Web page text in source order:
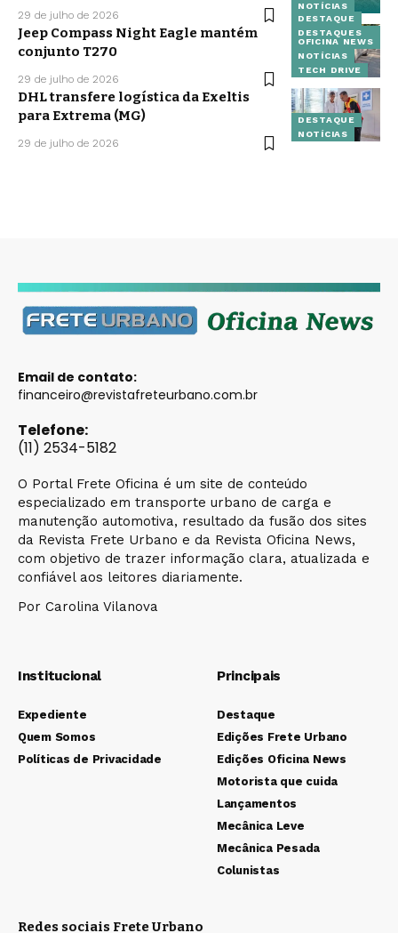
NOTÍCIAS
29 de julho de 2026
DESTAQUE
DESTAQUES
OFICINA NEWS
NOTÍCIAS
TECH DRIVE
Jeep Compass Night Eagle mantém
conjunto T270
29 de julho de 2026
DESTAQUE
NOTÍCIAS
DHL transfere logística da Exeltis
para Extrema (MG)
29 de julho de 2026
Email de contato:
financeiro@revistafreteurbano.com.br
Telefone:
(11) 2534-5182
O Portal Frete Oficina é um site de conteúdo
especializado em transporte urbano de carga e
manutenção automotiva, resultado da fusão dos sites
da Revista Frete Urbano e da Revista Oficina News,
com objetivo de trazer informação clara, atualizada e
confiável aos leitores diariamente.
Por Carolina Vilanova
Institucional
Expediente
Quem Somos
Políticas de Privacidade
Principais
Destaque
Edições Frete Urbano
Edições Oficina News
Motorista que cuida
Lançamentos
Mecânica Leve
Mecânica Pesada
Colunistas
Redes sociais Frete Urbano